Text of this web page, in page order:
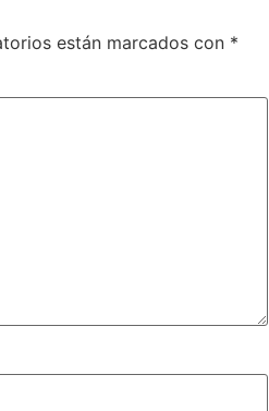
están marcados con *